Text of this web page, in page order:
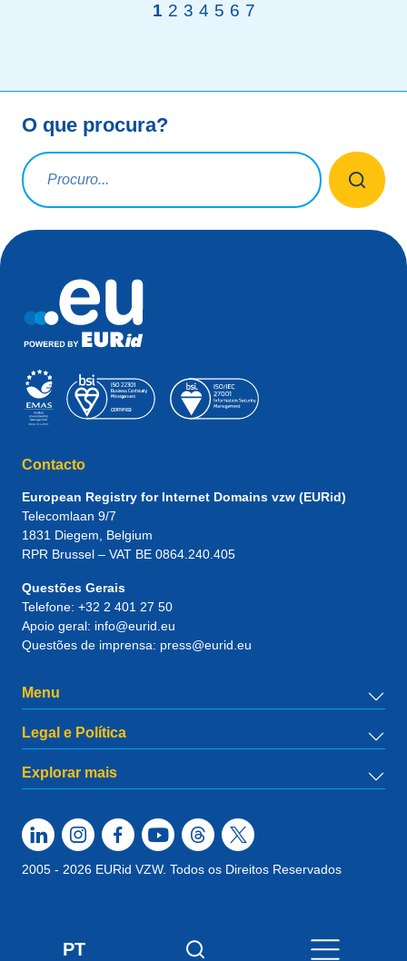
PT
1 2 3 4 5 6 7
O que procura?
Termo a pesquisar
Contacto
European Registry for Internet Domains vzw (EURid)
Telecomlaan 9/7
1831 Diegem , Belgium
RPR Brussel – VAT BE 0864.240.405
Questões Gerais
Telefone: +32 2 401 27 50
Apoio geral: info@eurid.eu
Questões de imprensa: press@eurid.eu
Menu
Legal e Política
Explorar mais
2005 - 2026 EURid VZW. Todos os Direitos Reservados